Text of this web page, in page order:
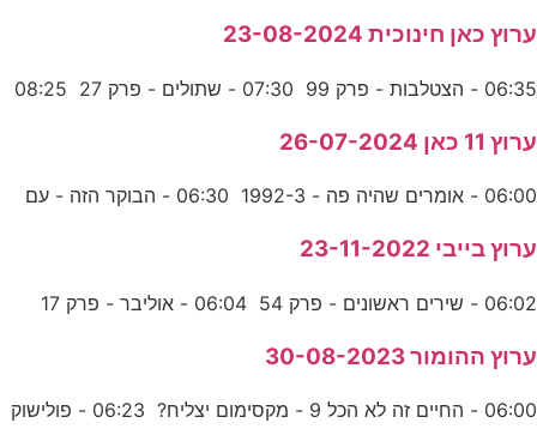
ערוץ כאן חינוכית 23-08-2024
06:35 - הצטלבות - פרק 99 07:30 - שתולים - פרק 27 08:25
ערוץ 11 כאן 26-07-2024
06:00 - אומרים שהיה פה - 1992-3 06:30 - הבוקר הזה - עם
ערוץ בייבי 23-11-2022
06:02 - שירים ראשונים - פרק 54 06:04 - אוליבר - פרק 17
ערוץ ההומור 30-08-2023
06:00 - החיים זה לא הכל 9 - מקסימום יצליח? 06:23 - פולישוק